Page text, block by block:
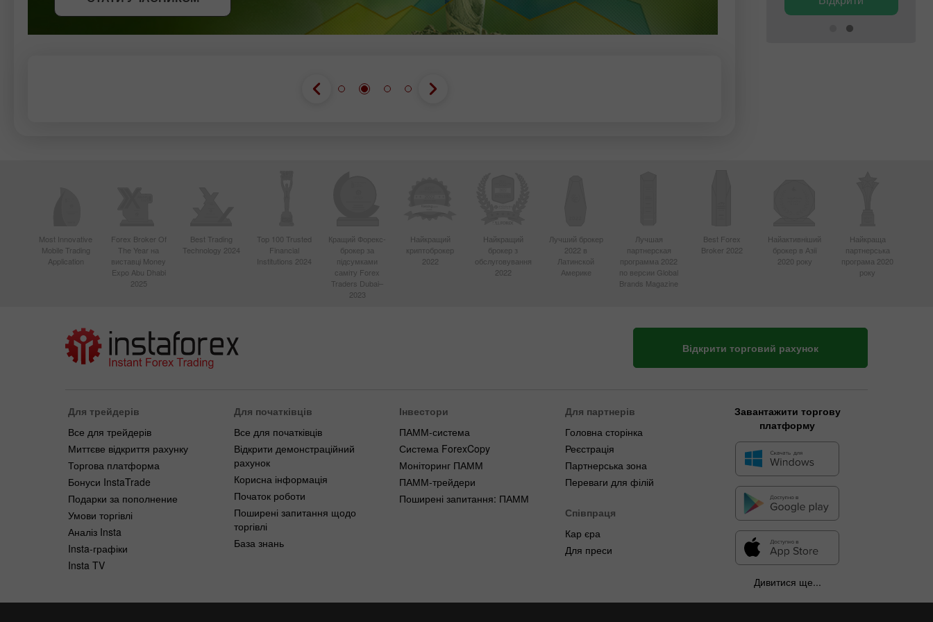
Most Innovative
Mobile Trading
Application
Forex Broker Of
The Year на
виставці Money
Expo Abu Dhabi
2025
Best Trading
Technology 2024
Top 100 Trusted
Financial
Institutions 2024
Кращий Форекс-
брокер за
підсумками
саміту Forex
Traders Dubai–
2023
Найкращий
криптоброкер
2022
Найкращий
брокер з
обслуговування
2022
Лучший брокер
2022 в
Латинской
Америке
Лучшая
партнерская
программа 2022
по версии Global
Brands Magazine
Best Forex
Broker 2022
Найактивніший
брокер в Азії
2020 року
Найкраща
партнерська
програма 2020
року
Відкрити торговий рахунок
Для трейдерів
Все для трейдерів
Миттєве відкриття рахунку
Торгова платформа
Бонуси InstaTrade
Подарки за пополнение
Умови торгівлі
Аналіз Insta
Insta-графіки
Insta TV
Для початківців
Все для початківців
Відкрити демонстраційний
рахунок
Корисна інформація
Початок роботи
Поширені запитання щодо
торгівлі
База знань
Інвестори
ПАММ-система
Система ForexCopy
Моніторинг ПАММ
ПАММ-трейдери
Поширені запитання: ПАММ
Для партнерів
Головна сторінка
Реєстрація
Партнерська зона
Переваги для філій
Співпраця
Кар єра
Для преси
Завантажити торгову
платформу
Дивитися ще...